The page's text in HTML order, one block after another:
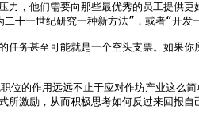
力，他们需要向那些最优秀的员工提供
二十一世纪研究一种新方法”，或者“开发
任务甚至可能就是一个空头支票。如果
位的作用远远不止于应对作坊产业这么
所激励，从而积极思考如何反过来回报